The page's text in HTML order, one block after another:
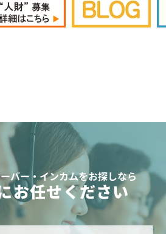
バー・インカムをお探しなら
お任せください